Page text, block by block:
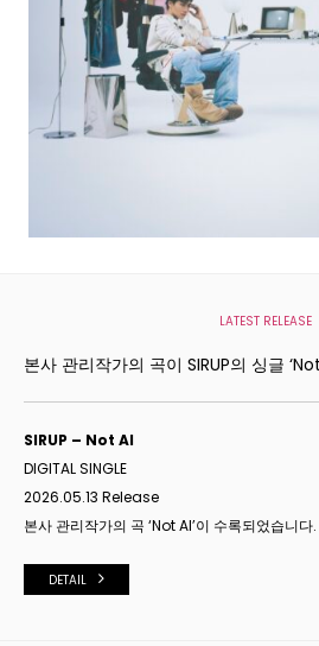
LATEST RELEASE
본사 관리작가의 곡이 SIRUP의 싱글
SIRUP – Not AI
DIGITAL SINGLE
2026.05.13 Release
본사 관리작가의 곡 ‘Not AI’이 수록되었습니다.
DETAIL